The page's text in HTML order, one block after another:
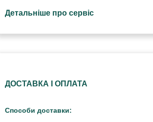
Детальніше про сервіс
ДОСТАВКА І ОПЛАТА
Способи доставки: